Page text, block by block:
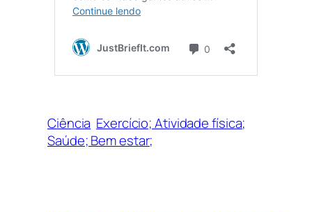
Ciência Exercício; Atividade física;
Saúde; Bem estar;